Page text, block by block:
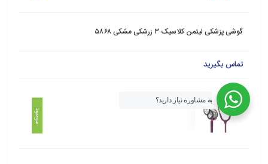
گوشی پزشکی لیتمن کلاسیک ۳ زرشکی مشکی ۵۸۶۸
تماس بگیرید
موجود
به مشاوره نیاز دارید؟